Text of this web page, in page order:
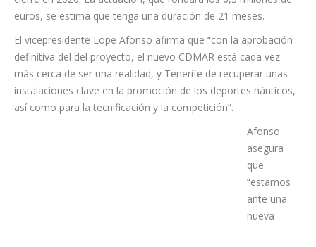
renovada infraestructura para los deportes marinos, tras su
cierre en 2020. La actuación, que rondará los 6,3 millones de
euros, se estima que tenga una duración de 21 meses.
El vicepresidente Lope Afonso afirma que “con la aprobación
definitiva del del proyecto, el nuevo CDMAR está cada vez
más cerca de ser una realidad, y Tenerife de recuperar unas
instalaciones clave en la promoción de los deportes náuticos,
Afonso
asegura
que
“estamos